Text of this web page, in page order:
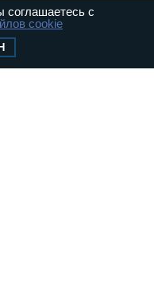
05
соглашаетесь с
cookie